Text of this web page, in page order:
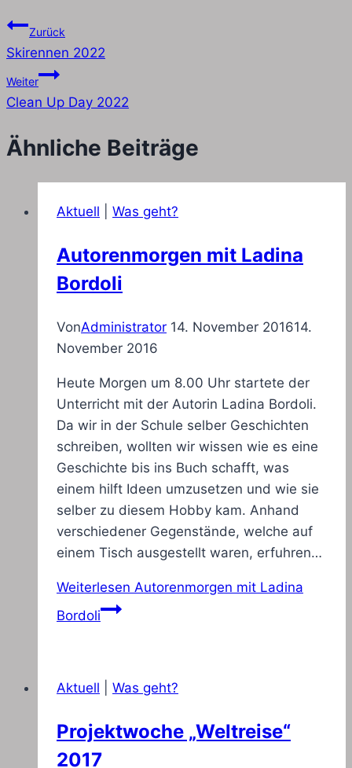
Zurück
Skirennen 2022
Weiter
Clean Up Day 2022
Ähnliche Beiträge
Aktuell Was geht?
Autorenmorgen mit Ladina
Bordoli
VonAdministrator 14. November 201614.
November 2016
Heute Morgen um 8.00 Uhr startete der
Unterricht mit der Autorin Ladina Bordoli.
Da wir in der Schule selber Geschichten
schreiben, wollten wir wissen wie es eine
Geschichte bis ins Buch schafft, was
einem hilft Ideen umzusetzen und wie sie
selber zu diesem Hobby kam. Anhand
verschiedener Gegenstände, welche auf
einem Tisch ausgestellt waren, erfuhren…
Weiterlesen Autorenmorgen mit Ladina
Bordoli
Aktuell Was geht?
Projektwoche „Weltreise“
2017